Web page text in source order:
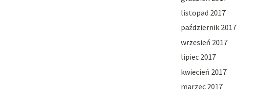
listopad 2017
październik 2017
wrzesień 2017
lipiec 2017
kwiecień 2017
marzec 2017